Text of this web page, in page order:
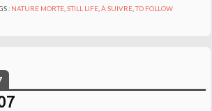
: NATURE MORTE, STILL LIFE, À SUIVRE,TO FOLLOW